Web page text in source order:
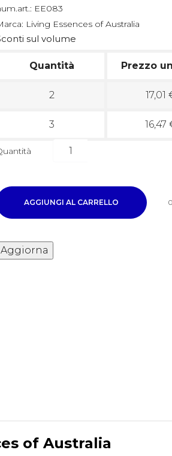
EE083
Living Essences of Australia
sul volume
Quantità Prezzo
2 17,01
3 16,47
AGGIUNGI AL CARRELLO 0
of Australia